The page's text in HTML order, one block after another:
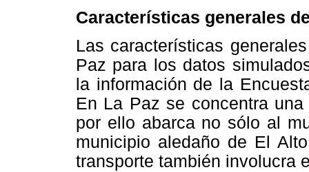
Características generales
Las características
Paz para los datos
la información de la
En La Paz se concentra
por ello abarca no sólo al
municipio aledaño de El
transporte también involucra